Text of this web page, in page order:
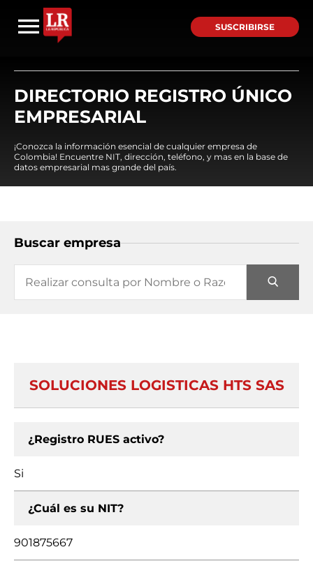
SUSCRIBIRSE
DIRECTORIO REGISTRO ÚNICO
EMPRESARIAL
¡Conozca la información esencial de cualquier empresa de
Colombia! Encuentre NIT, dirección, teléfono, y mas en la base de
datos empresarial mas grande del país.
Buscar empresa
SOLUCIONES LOGISTICAS HTS SAS
¿Registro RUES activo?
Si
¿Cuál es su NIT?
901875667